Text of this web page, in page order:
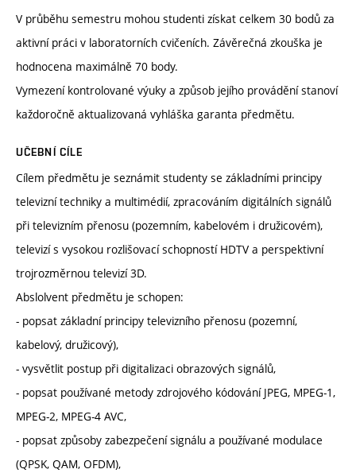
V průběhu semestru mohou studenti získat celkem 30 bodů za
aktivní práci v laboratorních cvičeních. Závěrečná zkouška je
hodnocena maximálně 70 body.
Vymezení kontrolované výuky a způsob jejího provádění stanoví
každoročně aktualizovaná vyhláška garanta předmětu.
UČEBNÍ CÍLE
Cílem předmětu je seznámit studenty se základními principy
televizní techniky a multimédií, zpracováním digitálních signálů
při televizním přenosu (pozemním, kabelovém i družicovém),
televizí s vysokou rozlišovací schopností HDTV a perspektivní
trojrozměrnou televizí 3D.
Abslolvent předmětu je schopen:
- popsat základní principy televizního přenosu (pozemní,
kabelový, družicový),
- vysvětlit postup při digitalizaci obrazových signálů,
- popsat používané metody zdrojového kódování JPEG, MPEG-1,
MPEG-2, MPEG-4 AVC,
- popsat způsoby zabezpečení signálu a používané modulace
(QPSK, QAM, OFDM),